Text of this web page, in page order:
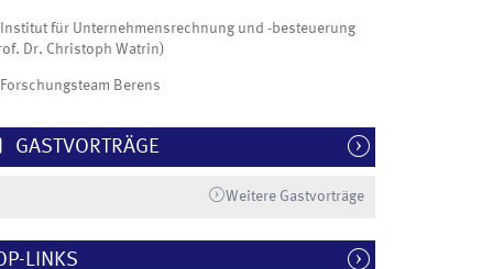
Institut für Unternehmensrechnung und -besteuerung
Dr. Christoph Watrin)
Forschungsteam Berens
GASTVORTRÄGE
Weitere Gastvorträge
LINKS